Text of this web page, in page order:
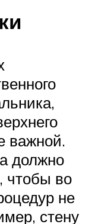
важной.
должно
чтобы во
не
стену